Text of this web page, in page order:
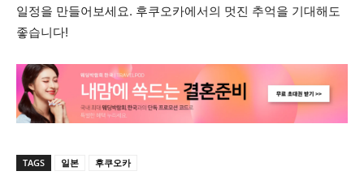
일정을 만들어보세요. 후쿠오카에서의 멋진 추억을 기대해도
좋습니다!
TAGS 일본 후쿠오카